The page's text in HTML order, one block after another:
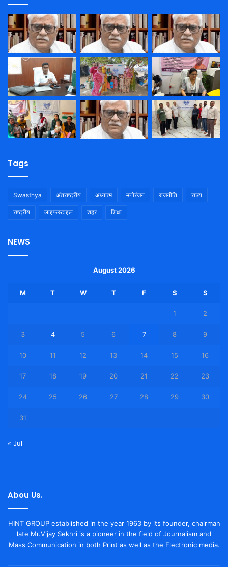
Tags
Swasthya अंतराष्ट्रीय अध्यात्म मनोरंजन राजनीति राज्य
राष्ट्रीय लाइफस्टाइल शहर शिक्षा
NEWS
August 2026
M T W T F S S
1 2
3 4 5 6 7 8 9
10 11 12 13 14 15 16
17 18 19 20 21 22 23
24 25 26 27 28 29 30
31
« Jul
Abou Us.
HINT GROUP established in the year 1963 by its founder, chairman
late Mr.Vijay Sekhri is a pioneer in the field of Journalism and
Mass Communication in both Print as well as the Electronic media.